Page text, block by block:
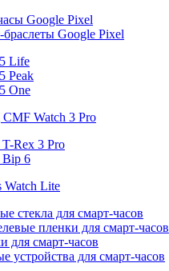
Google Pixel
Google Pixel
Life
Peak
One
Watch 3 Pro
Rex 3 Pro
Bip 6
Watch Lite
стекла для смарт-часов
пленки для смарт-часов
для смарт-часов
устройства для смарт-часов